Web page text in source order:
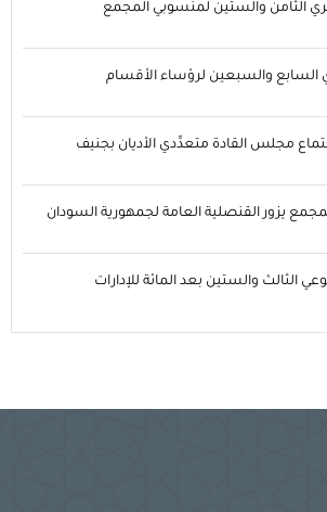
الثامن والستين لمنسوبي المجمع
السابع والسبعين لرؤساء الأقسام
مجلس القادة متعدِّدي الأديان بجنيف
يزور القنصلية العامة لجمهورية السودان
الثالث والستين بعد المائة للإدارات